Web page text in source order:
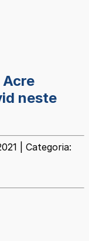
neste
| Categoria: